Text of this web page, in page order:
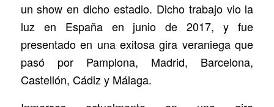
un show en dicho estadio. Dicho trabajo vio la
luz en España en junio de 2017, y fue
presentado en una exitosa gira veraniega que
pasó por Pamplona, Madrid, Barcelona,
Castellón, Cádiz y Málaga.